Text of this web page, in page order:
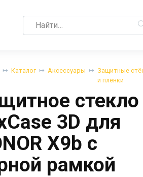
Search
for:
Каталог Аксессуары
Защитные
и плёнки
стекло
3D для
X9b с
рамкой